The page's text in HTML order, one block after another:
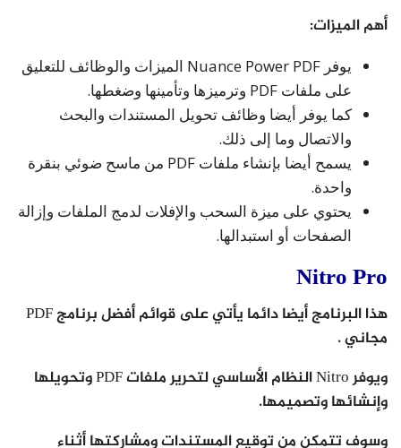
أهم الميزات:
يوفر Nuance Power PDF الميزات والوظائف للتعليق
على ملفات PDF وترميزها وتأمينها وضغطها.
كما يوفر أيضا وظائف تحويل المستندات والبحث
والاتصال وما إلى ذلك.
يسمح أيضا بإنشاء ملفات PDF من ماسح ضوئي بنقرة
واحدة.
يحتوي على ميزة السحب والإفلات لدمج الملفات وإزالة
الصفحات أو استبدالها.
Nitro Pro
هذا البرنامج أيضا دائما يأتي على قوائم أفضل برنامج PDF
مجاني .
ويوفر Nitro النظام الأساسي لتحرير ملفات PDF وتحويلها
وإنشائها وتصميمها.
وسوف تتمكن من توقيع المستندات ومشاركتها أثناء